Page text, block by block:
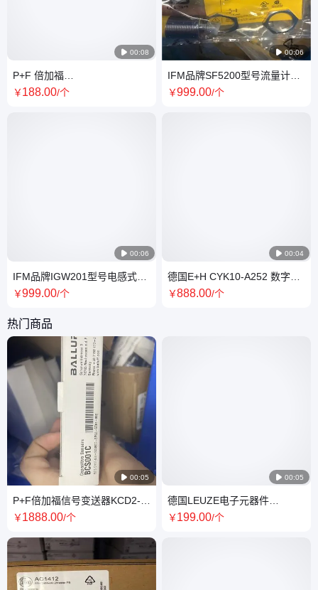
 00:08
P+F 倍加福
GD18/GV18/73/120光电开关
￥188.00/个
 00:06
IFM品牌IGW201型号电感式接
近开关 防护等级IP67
￥999.00/个
 00:06
IFM品牌SF5200型号流量计流
量开关 德国原装进口
￥999.00/个
 00:04
德国E+H CYK10-A252 数字电
极电缆 全新原装 现货
￥888.00/个
热门商品
 00:05
P+F倍加福信号变送器KCD2-
STC-Ex1.2O全新原装
￥1888.00/个
 00:05
德国LEUZE电子元器件
50060857 HRT 96M/P-1600-
￥199.00/个